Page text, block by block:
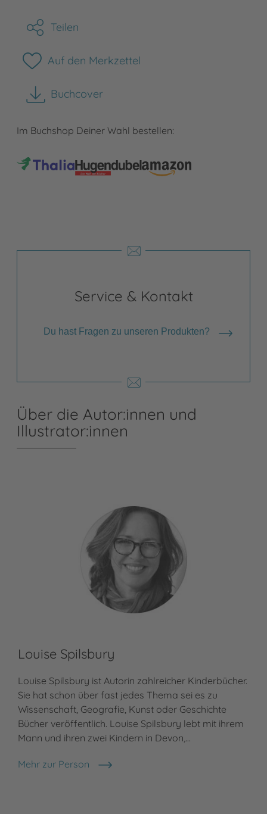
Teilen
Auf den Merkzettel
Buchcover
herunterladen
Im Buchshop Deiner Wahl bestellen:
Service & Kontakt
Du hast Fragen zu unseren Produkten?
Über die Autor:innen und
Illustrator:innen
Louise Spilsbury
Louise Spilsbury ist Autorin zahlreicher Kinderbücher.
Sie hat schon über fast jedes Thema sei es zu
Wissenschaft, Geografie, Kunst oder Geschichte
Bücher veröffentlich. Louise Spilsbury lebt mit ihrem
Mann und ihren zwei Kindern in Devon,…
Mehr zur Person
Louise Spilsbury